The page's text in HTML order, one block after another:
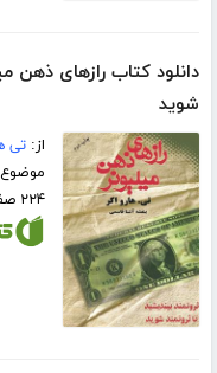
دانلود کتاب رازهای ذهن
شوید
از:تی
۲۲۴ صفحه